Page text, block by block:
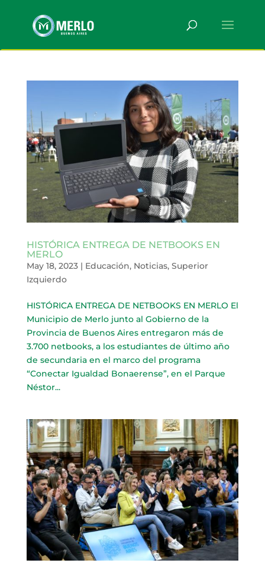
HISTÓRICA ENTREGA DE NETBOOKS EN
MERLO
May 18, 2023| Educación, Noticias, Superior
Izquierdo
HISTÓRICA ENTREGA DE NETBOOKS EN MERLO El
Municipio de Merlo junto al Gobierno de la
Provincia de Buenos Aires entregaron más de
3.700 netbooks, a los estudiantes de último año
de secundaria en el marco del programa
“Conectar Igualdad Bonaerense”, en el Parque
Néstor...